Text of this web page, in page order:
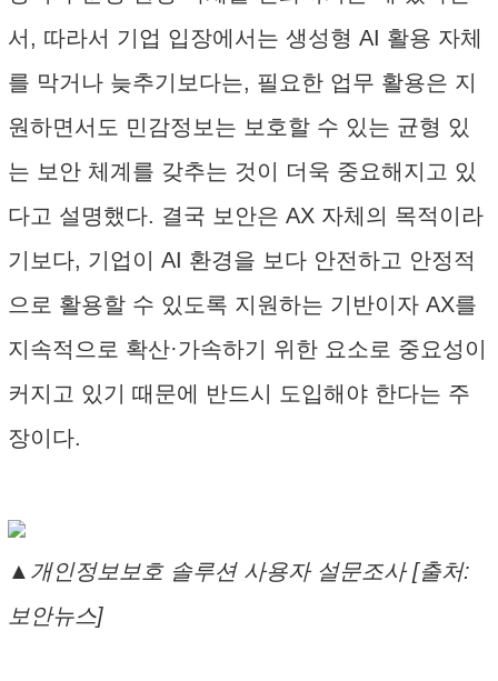
서, 따라서 기업 입장에서는 생성형 AI 활용 자체
를 막거나 늦추기보다는, 필요한 업무 활용은 지
원하면서도 민감정보는 보호할 수 있는 균형 있
는 보안 체계를 갖추는 것이 더욱 중요해지고 있
다고 설명했다. 결국 보안은 AX 자체의 목적이라
기보다, 기업이 AI 환경을 보다 안전하고 안정적
으로 활용할 수 있도록 지원하는 기반이자 AX를
지속적으로 확산·가속하기 위한 요소로 중요성이
커지고 있기 때문에 반드시 도입해야 한다는 주
장이다.
▲개인정보보호 솔루션 사용자 설문조사 [출처:
보안뉴스]